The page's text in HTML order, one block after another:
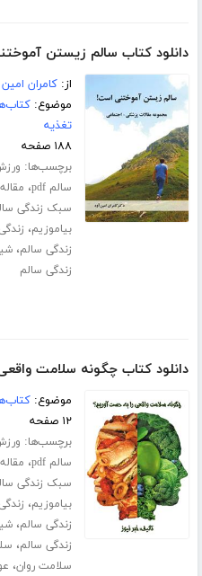
دانلود کتاب سالم زیستن
از:کامران
موضوع:
تغذیه
۱۸۸ صفحه
برچسب‌ها:
سالم pdf
،
سبک زندگی
بیاموزیم،
زندگی سالم،
زندگی سالم
دانلود کتاب چگونه سلامت
موضوع:
۱۲ صفحه
برچسب‌ها:
سالم pdf
،
سبک زندگی
بیاموزیم،
زندگی سالم،
زندگی سالم،
سلامت روان،